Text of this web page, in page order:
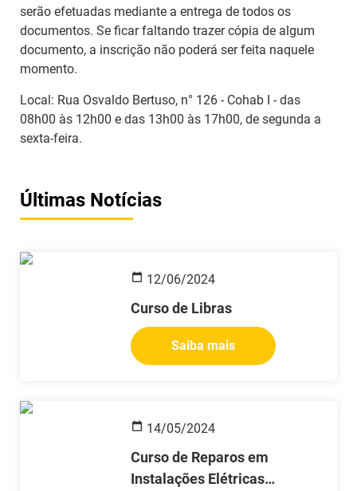
serão efetuadas mediante a entrega de todos os
documentos. Se ficar faltando trazer cópia de algum
documento, a inscrição não poderá ser feita naquele
momento.
Local: Rua Osvaldo Bertuso, n° 126 - Cohab I - das
08h00 às 12h00 e das 13h00 às 17h00, de segunda a
sexta-feira.
Últimas Notícias
12/06/2024
Curso de Libras
Saiba mais
14/05/2024
Curso de Reparos em
Instalações Elétricas